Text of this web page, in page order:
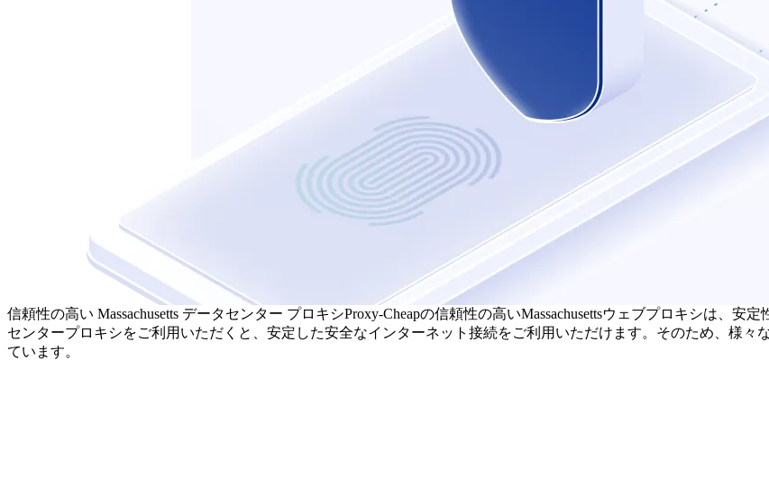
信頼性の高い Massachusetts データセンター プロキシProxy-Cheapの信頼性の高いMassachusettsウェブプロキシは、
センタープロキシをご利用いただくと、安定した安全なインターネット接続をご利用いただけます。そのため、様
ています。